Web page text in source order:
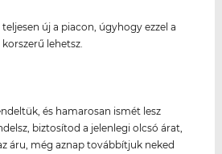
teljesen új a piacon, úgyhogy ezzel a
lehetsz.
és hamarosan ismét lesz
biztosítod a jelenlegi olcsó árat,
áru, még aznap továbbítjuk neked